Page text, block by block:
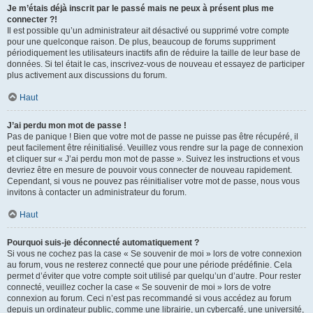
Je m’étais déjà inscrit par le passé mais ne peux à présent plus me
connecter ?!
Il est possible qu’un administrateur ait désactivé ou supprimé votre compte
pour une quelconque raison. De plus, beaucoup de forums suppriment
périodiquement les utilisateurs inactifs afin de réduire la taille de leur base de
données. Si tel était le cas, inscrivez-vous de nouveau et essayez de participer
plus activement aux discussions du forum.
Haut
J’ai perdu mon mot de passe !
Pas de panique ! Bien que votre mot de passe ne puisse pas être récupéré, il
peut facilement être réinitialisé. Veuillez vous rendre sur la page de connexion
et cliquer sur « J’ai perdu mon mot de passe ». Suivez les instructions et vous
devriez être en mesure de pouvoir vous connecter de nouveau rapidement.
Cependant, si vous ne pouvez pas réinitialiser votre mot de passe, nous vous
invitons à contacter un administrateur du forum.
Haut
Pourquoi suis-je déconnecté automatiquement ?
Si vous ne cochez pas la case « Se souvenir de moi » lors de votre connexion
au forum, vous ne resterez connecté que pour une période prédéfinie. Cela
permet d’éviter que votre compte soit utilisé par quelqu’un d’autre. Pour rester
connecté, veuillez cocher la case « Se souvenir de moi » lors de votre
connexion au forum. Ceci n’est pas recommandé si vous accédez au forum
depuis un ordinateur public, comme une librairie, un cybercafé, une université,